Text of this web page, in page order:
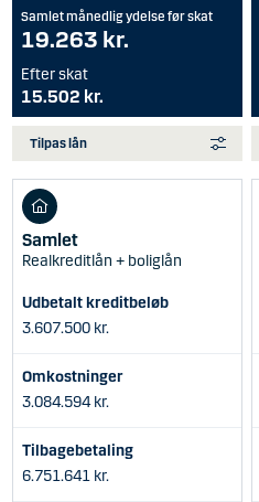
Samlet månedlig ydelse før skat
19.263 kr.
Efter skat
15.502 kr.
Tilpas lån
Samlet
Realkreditlån + boliglån
Udbetalt kreditbeløb
3.607.500 kr.
Omkostninger
3.084.594 kr.
Tilbagebetaling
6.751.641 kr.